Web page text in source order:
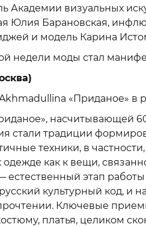
Академии визуальных
Юлия Барановская,
и модель Карина
недели моды стал
«Приданое» в
насчитывающей
стали традиции
техники, в
как к вещи,
этап
культурный код, и
Ключевые
платья, целиком